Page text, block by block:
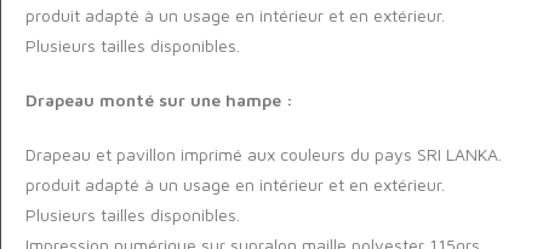
produit adapté à un usage en intérieur et en extérieur.
Plusieurs tailles disponibles.
Drapeau monté sur une hampe :
Drapeau et pavillon imprimé aux couleurs du pays SRI LANKA.
produit adapté à un usage en intérieur et en extérieur.
Plusieurs tailles disponibles.
Impression numérique sur supralon maille polyester 115grs.